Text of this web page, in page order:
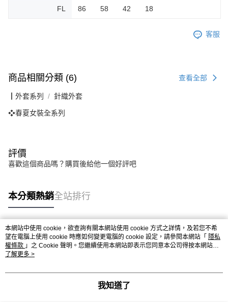
FL 86 58 42 18
客服
商品相關分類 (6) 查看全部
┃外套系列 針織外套
❖春夏女裝全系列
評價
喜歡這個商品嗎？購買後給他一個好評吧
本分類熱銷全站排行
熱門標籤
本網站中使用 cookie，欲查詢有關本網站使用 cookie 方式之詳情，及若您不希
望在電腦上使用 cookie 時應如何變更電腦的 cookie 設定，請參閱本網站「 隱私
權條款 」之 Cookie 聲明。您繼續使用本網站即表示您同意本公司得按本網站使
用條款之 Cookie 聲明使用 cookie。
了解更多 >
我知道了